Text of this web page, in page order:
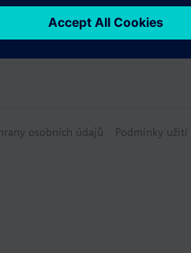
osobních údajů Podmínky užití